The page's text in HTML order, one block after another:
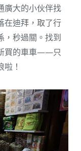
廣大的小伙伴找
在迪拜，取了行
，秒過關。找到
買的車車——只
！